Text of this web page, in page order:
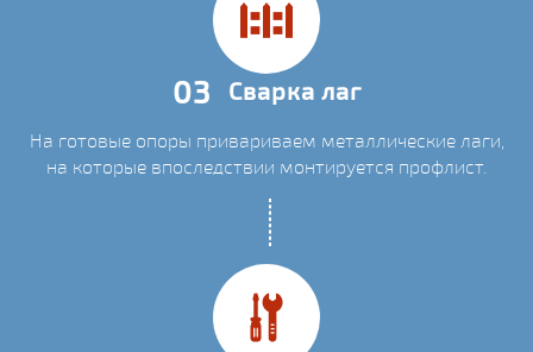
03 Сварка лаг
На готовые опоры привариваем металлические лаги,
на которые впоследствии монтируется профлист.